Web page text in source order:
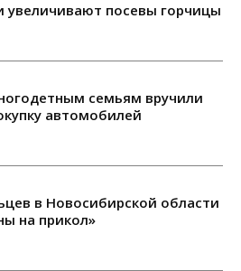
увеличивают посевы горчицы
семьям вручили
автомобилей
в Новосибирской области
на прикол»